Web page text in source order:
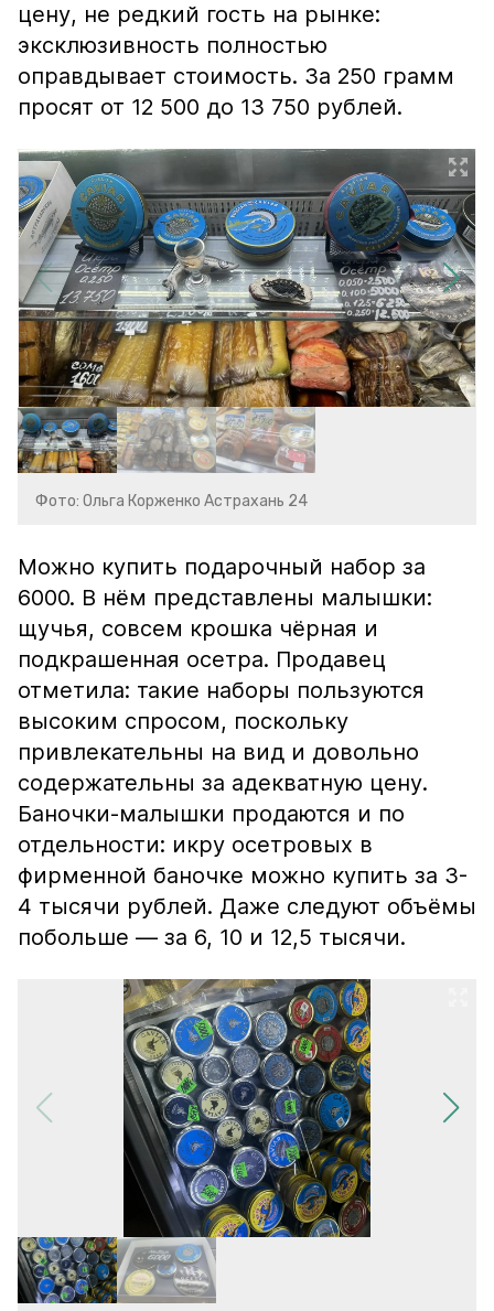
цену, не редкий гость на рынке:
эксклюзивность полностью
оправдывает стоимость. За 250 грамм
просят от 12 500 до 13 750 рублей.
Фото: Ольга Корженко Астрахань 24
Можно купить подарочный набор за
6000. В нём представлены малышки:
щучья, совсем крошка чёрная и
подкрашенная осетра. Продавец
отметила: такие наборы пользуются
высоким спросом, поскольку
привлекательны на вид и довольно
содержательны за адекватную цену.
Баночки-малышки продаются и по
отдельности: икру осетровых в
фирменной баночке можно купить за 3-
4 тысячи рублей. Даже следуют объёмы
побольше — за 6, 10 и 12,5 тысячи.